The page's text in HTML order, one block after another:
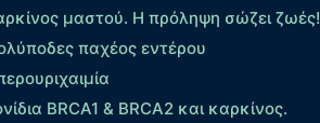
μαστού. Η πρόληψη σώζει ζωές!
παχέος εντέρου
BRCA1 & BRCA2 και καρκίνος.